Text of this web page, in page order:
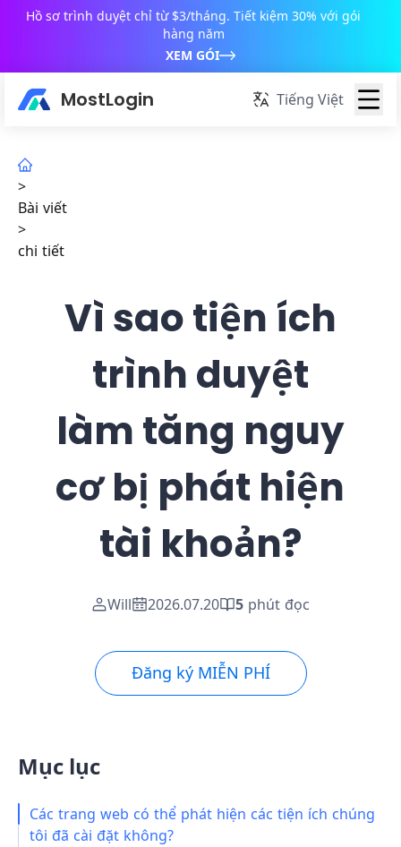
Hồ sơ trình duyệt chỉ từ $3/tháng. Tiết kiệm 30% với gói
hàng năm
XEM GÓI
MostLogin Tiếng Việt
>
Bài viết
>
chi tiết
Vì sao tiện ích
trình duyệt
làm tăng nguy
cơ bị phát hiện
tài khoản?
Will 2026.07.20 5 phút đọc
Đăng ký MIỄN PHÍ
Mục lục
Các trang web có thể phát hiện các tiện ích chúng
tôi đã cài đặt không?